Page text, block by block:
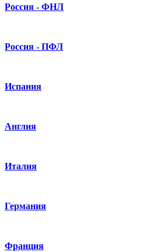
Россия - ФНЛ
Россия - ПФЛ
Испания
Англия
Италия
Германия
Франция